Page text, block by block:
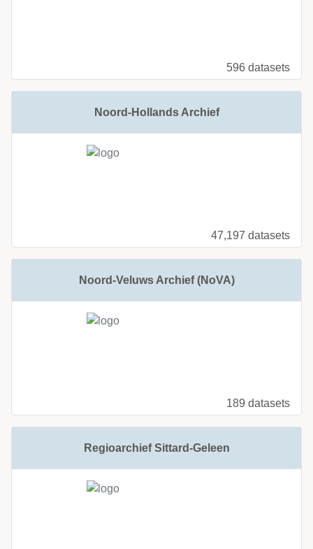
596 datasets
Noord-Hollands Archief
47,197 datasets
Noord-Veluws Archief (NoVA)
189 datasets
Regioarchief Sittard-Geleen